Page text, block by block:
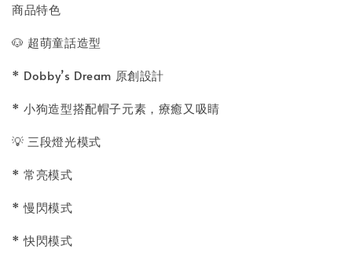
商品特色
🐶 超萌童話造型
* Dobby’s Dream 原創設計
* 小狗造型搭配帽子元素，療癒又吸睛
💡 三段燈光模式
* 常亮模式
* 慢閃模式
* 快閃模式